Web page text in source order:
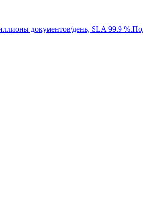
документов/день, SLA 99.9 %.